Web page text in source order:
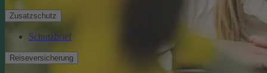
Zusatzschutz
Schutzbrief
Reiseversicherung